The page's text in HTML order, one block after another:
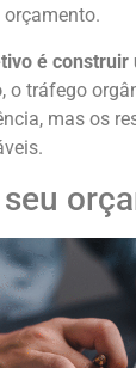
é
, o tráfego
mas os